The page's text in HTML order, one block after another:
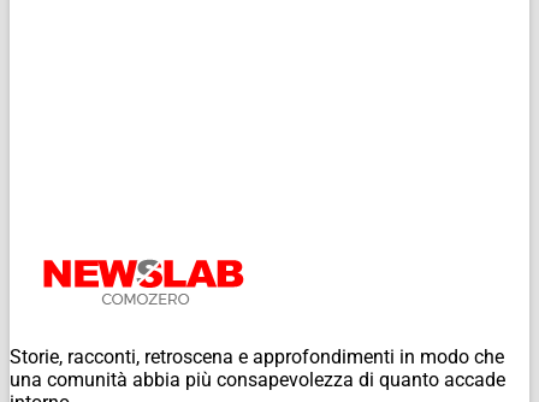
Storie, racconti, retroscena e approfondimenti in modo che
una comunità abbia più consapevolezza di quanto accade